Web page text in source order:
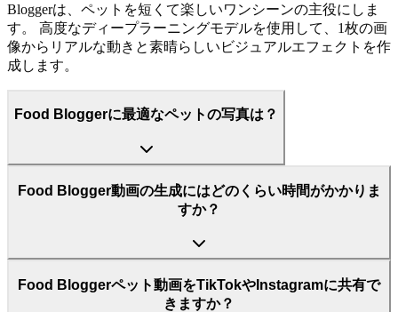
Bloggerは、ペットを短くて楽しいワンシーンの主役にしま
す。 高度なディープラーニングモデルを使用して、1枚の画
像からリアルな動きと素晴らしいビジュアルエフェクトを作
成します。
Food Bloggerに最適なペットの写真は？
Food Blogger動画の生成にはどのくらい時間がかかりま
すか？
Food Bloggerペット動画をTikTokやInstagramに共有で
きますか？